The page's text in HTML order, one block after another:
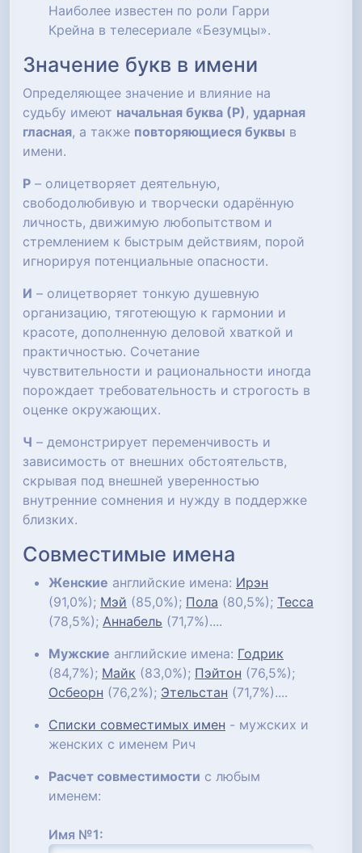
Наиболее известен по роли Гарри
Крейна в телесериале «Безумцы».
Значение букв в имени
Определяющее значение и влияние на
судьбу имеют начальная буква (Р), ударная
гласная, а также повторяющиеся буквы в
имени.
Р – олицетворяет деятельную,
свободолюбивую и творчески одарённую
личность, движимую любопытством и
стремлением к быстрым действиям, порой
игнорируя потенциальные опасности.
И – олицетворяет тонкую душевную
организацию, тяготеющую к гармонии и
красоте, дополненную деловой хваткой и
практичностью. Сочетание
чувствительности и рациональности иногда
порождает требовательность и строгость в
оценке окружающих.
Ч – демонстрирует переменчивость и
зависимость от внешних обстоятельств,
скрывая под внешней уверенностью
внутренние сомнения и нужду в поддержке
близких.
Совместимые имена
Женские английские имена: Ирэн
(91,0%); Мэй (85,0%); Пола (80,5%); Тесса
(78,5%); Аннабель (71,7%)....
Мужские английские имена: Годрик
(84,7%); Майк (83,0%); Пэйтон (76,5%);
Осбеорн (76,2%); Этельстан (71,7%)....
Списки совместимых имен - мужских и
женских с именем Рич
Расчет совместимости с любым
именем:
Имя №1: